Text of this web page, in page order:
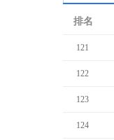
排名
121
122
123
124